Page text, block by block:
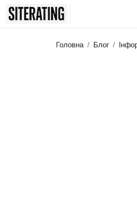
Головна Блог